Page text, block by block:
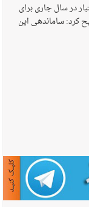
300 میلیون ریال اعتبار در سال جاری برای
کرد: ساماندهی این